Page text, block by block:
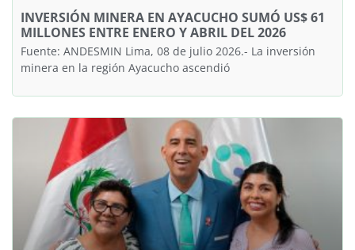
INVERSIÓN MINERA EN AYACUCHO SUMÓ US$ 61
MILLONES ENTRE ENERO Y ABRIL DEL 2026
Fuente: ANDESMIN Lima, 08 de julio 2026.- La inversión
minera en la región Ayacucho ascendió